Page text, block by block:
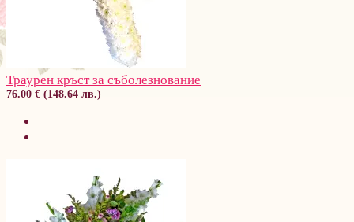
Траурен кръст за съболезнование
76.00 € (148.64 лв.)